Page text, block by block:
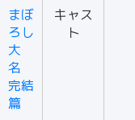
まぼ
ろし
大
名
完結
篇
キャス
ト